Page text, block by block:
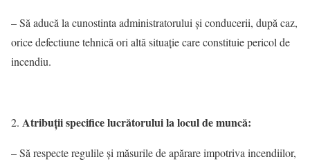
– Să aducă la cunostinta administratorului și conducerii, după caz,
orice defectiune tehnică ori altă situaţie care constituie pericol de
incendiu.
Atribuţii specifice lucrătorului la locul de muncă:
– Să respecte regulile şi măsurile de apărare impotriva incendiilor,